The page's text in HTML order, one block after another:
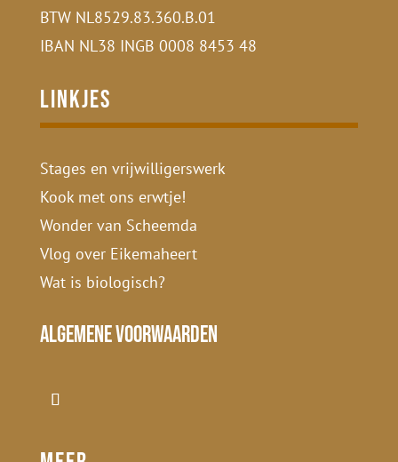
BTW NL8529.83.360.B.01
IBAN NL38 INGB 0008 8453 48
Linkjes
Stages en vrijwilligerswerk
Kook met ons erwtje!
Wonder van Scheemda
Vlog over Eikemaheert
Wat is biologisch?
Algemene voorwaarden